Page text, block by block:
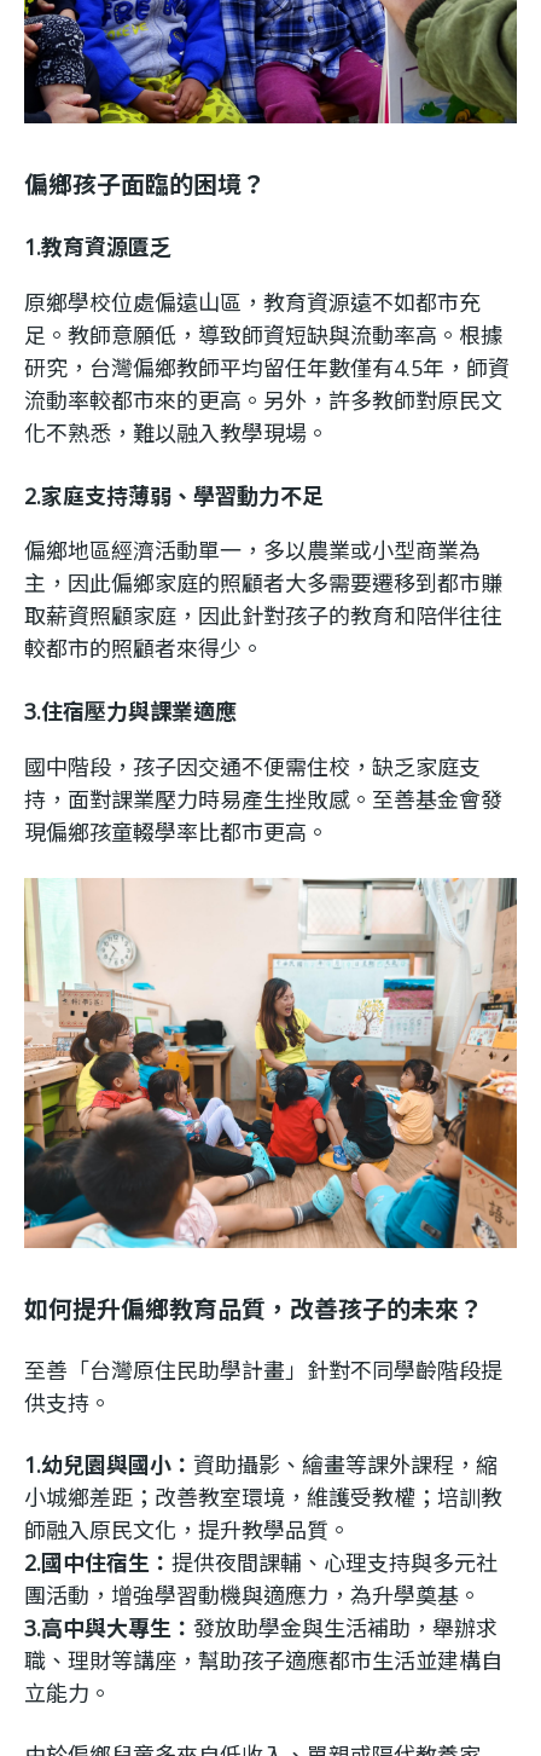
偏鄉孩子面臨的困境？
1.教育資源匱乏
原鄉學校位處偏遠山區，教育資源遠不如都市充
足。教師意願低，導致師資短缺與流動率高。根據
研究，台灣偏鄉教師平均留任年數僅有4.5年，師資
流動率較都市來的更高。另外，許多教師對原民文
化不熟悉，難以融入教學現場。
2.家庭支持薄弱、學習動力不足
偏鄉地區經濟活動單一，多以農業或小型商業為
主，因此偏鄉家庭的照顧者大多需要遷移到都市賺
取薪資照顧家庭，因此針對孩子的教育和陪伴往往
較都市的照顧者來得少。
3.住宿壓力與課業適應
國中階段，孩子因交通不便需住校，缺乏家庭支
持，面對課業壓力時易產生挫敗感。至善基金會發
現偏鄉孩童輟學率比都市更高。
如何提升偏鄉教育品質，改善孩子的未來？
至善「台灣原住民助學計畫」針對不同學齡階段提
供支持。
1.幼兒園與國小： 資助攝影、繪畫等課外課程，縮
小城鄉差距；改善教室環境，維護受教權；培訓教
師融入原民文化，提升教學品質。
2.國中住宿生： 提供夜間課輔、心理支持與多元社
團活動，增強學習動機與適應力，為升學奠基。
3.高中與大專生： 發放助學金與生活補助，舉辦求
職、理財等講座，幫助孩子適應都市生活並建構自
立能力。